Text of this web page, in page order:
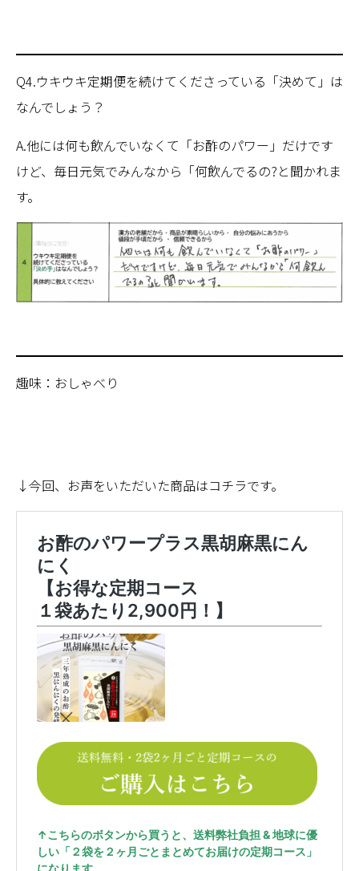
Q4.ウキウキ定期便を続けてくださっている「決めて」は
なんでしょう？
A.他には何も飲んでいなくて「お酢のパワー」だけです
けど、毎日元気でみんなから「何飲んでるの?と聞かれま
す。
趣味：おしゃべり
↓今回、お声をいただいた商品はコチラです。